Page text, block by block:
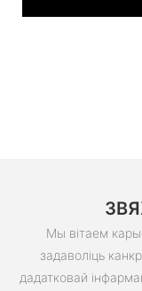
Мы вітаем
задаволіць
дадатковай